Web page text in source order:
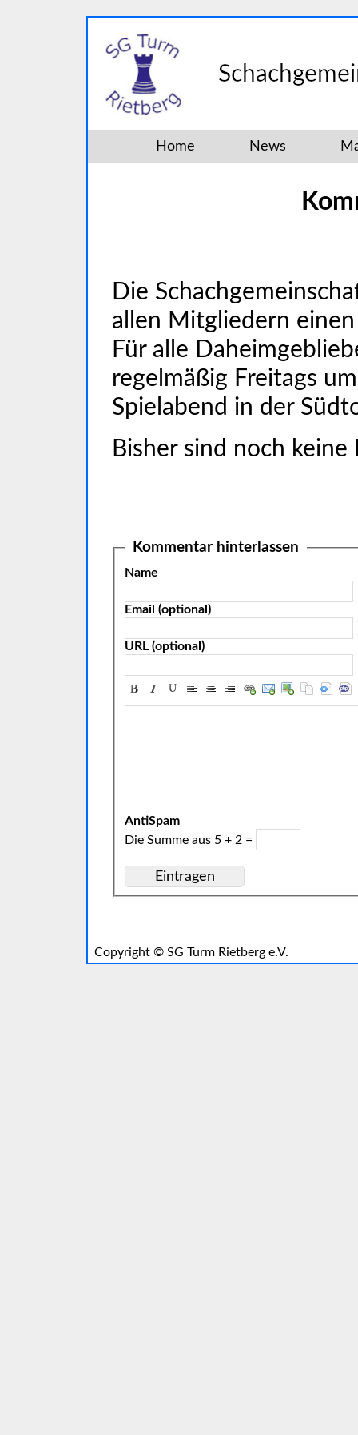
Home News
Die
allen Mitgliedern
Für alle
regelmäßig Freitags
Spielabend in der
Bisher sind noch
Kommentar hinterlassen
Name
Email (optional)
URL (optional)
AntiSpam
Die Summe aus 5 + 2 =
Copyright © SG Turm Rietberg e.V.